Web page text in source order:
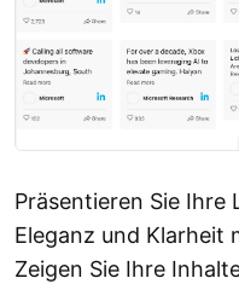
Präsentieren Sie Ihre
Eleganz und Klarheit
Zeigen Sie Ihre